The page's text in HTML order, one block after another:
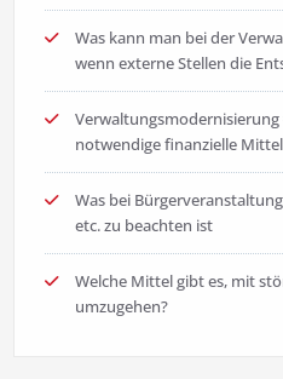
Was kann man bei der
wenn externe Stellen die
notwendige finanzielle Mittel
Was bei
etc. zu beachten ist
Welche Mittel gibt es, mit
umzugehen?